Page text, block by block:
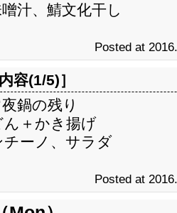
汁、鯖文化干し
Posted at
容(1/5)］
鍋の残り
＋かき揚げ
チーノ、サラダ
Posted at